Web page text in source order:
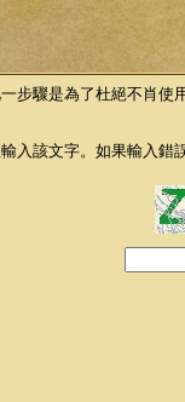
步驟是為了杜絕不肖
入該文字。如果輸入錯